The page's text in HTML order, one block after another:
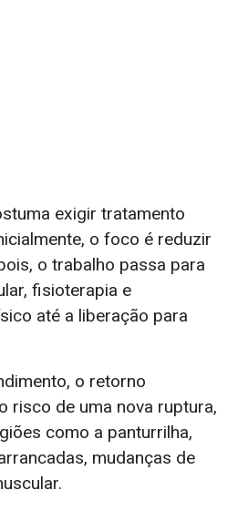
exigir tratamento
o foco é reduzir
o trabalho passa para
fisioterapia e
até a liberação para
o retorno
risco de uma nova ruptura,
como a panturrilha,
mudanças de